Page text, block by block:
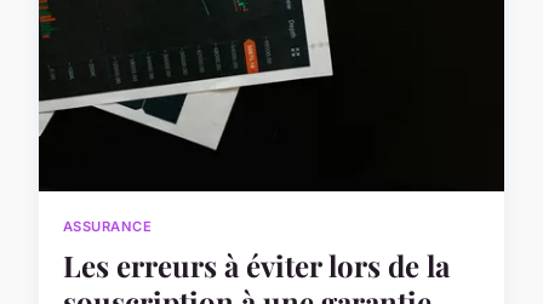
ASSURANCE
Les erreurs à éviter lors de la